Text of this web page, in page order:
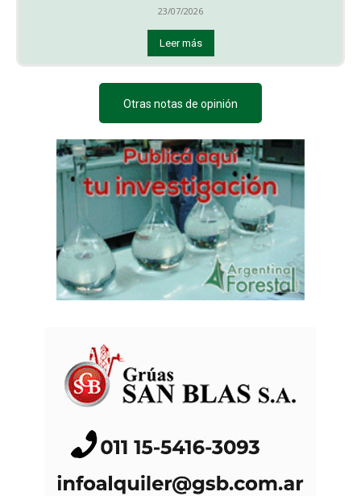
23/07/2026
Leer más
Otras notas de opinión